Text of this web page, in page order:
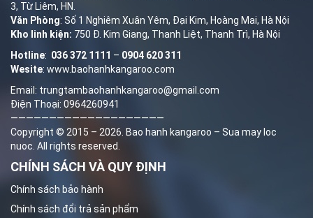
3, Từ Liêm, HN.
Văn Phòng: Số 1 Nghiêm Xuân Yêm, Đại Kim, Hoàng Mai, Hà Nội
Kho linh kiện: 750 Đ. Kim Giang, Thanh Liệt, Thanh Trì, Hà Nội
Hotline: 036 372 1111 – 0904 620 311
Wesite: www.baohanhkangaroo.com
Email: trungtambaohanhkangaroo@gmail.com
Điện Thoại: 0964260941
————————————————————
Copyright © 2015 – 2026. Bao hanh kangaroo – Sua may loc
nuoc . All rights reserved.
CHÍNH SÁCH VÀ QUY ĐỊNH
Chính sách bảo hành
Chính sách đổi trả sản phẩm